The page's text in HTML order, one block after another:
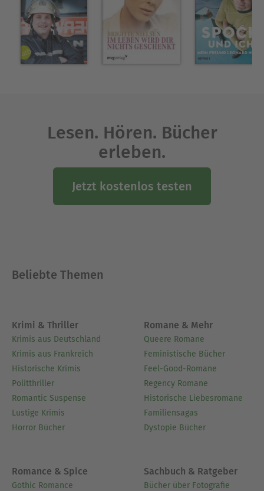
Lesen. Hören. Bücher
erleben.
Jetzt kostenlos testen
Beliebte Themen
Krimi & Thriller
Krimis aus Deutschland
Krimis aus Frankreich
Historische Krimis
Politthriller
Romantic Suspense
Lustige Krimis
Horror Bücher
Romane & Mehr
Queere Romane
Feministische Bücher
Feel-Good-Romane
Regency Romane
Historische Liebesromane
Familiensagas
Dystopie Bücher
Romance & Spice
Gothic Romance
Sachbuch & Ratgeber
Bücher über Fotografie